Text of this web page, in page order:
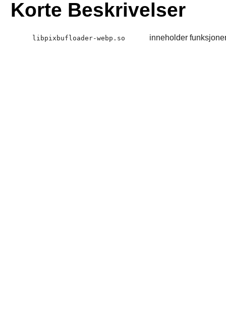
Korte Beskrivelser
libpixbufloader-webp.so inneholder